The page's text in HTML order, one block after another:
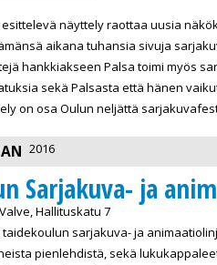
esittelevä näyttely raottaa uusia
aikana tuhansia sivuja
hankkiakseen Palsa toimi myös
sekä Palsasta että hänen
on osa Oulun neljättä
2016
Sarjakuva- ja
Hallituskatu 7
taidekoulun sarjakuva- ja
pienlehdistä, sekä